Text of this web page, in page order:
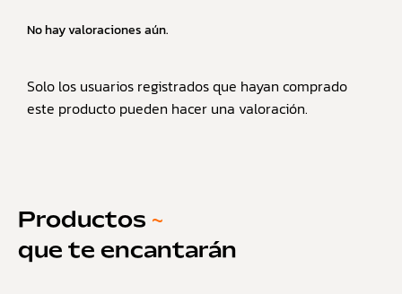
No hay valoraciones aún.
Solo los usuarios registrados que hayan comprado
este producto pueden hacer una valoración.
Productos ~
que te encantarán